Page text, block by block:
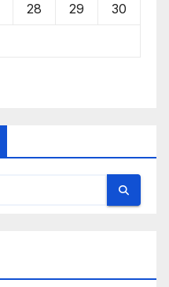
28 29 30